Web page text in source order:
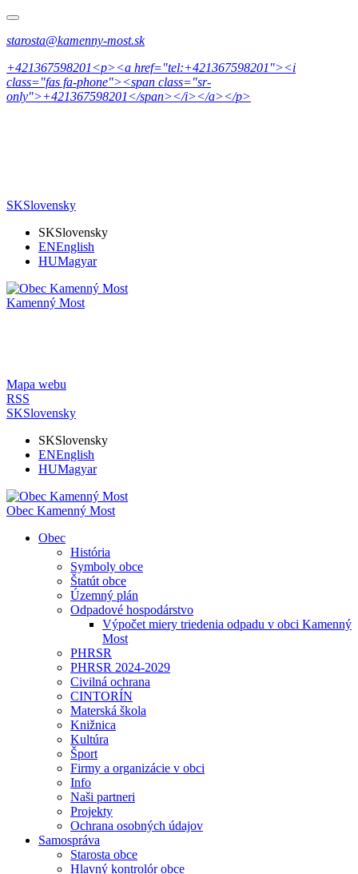
starosta@kamenny-most.sk
+421367598201<p><a href="tel:+421367598201"><i
class="fas fa-phone"><span class="sr-
only">+421367598201</span></i></a></p>
SKSlovensky
SKSlovensky
ENEnglish
HUMagyar
Kamenný Most
Mapa webu
RSS
SKSlovensky
SKSlovensky
ENEnglish
HUMagyar
Obec Kamenný Most
Obec
História
Symboly obce
Štatút obce
Územný plán
Odpadové hospodárstvo
Výpočet miery triedenia odpadu v obci Kamenný
Most
PHRSR
PHRSR 2024-2029
Civilná ochrana
CINTORÍN
Materská škola
Knižnica
Kultúra
Šport
Firmy a organizácie v obci
Info
Naši partneri
Projekty
Ochrana osobných údajov
Samospráva
Starosta obce
Hlavný kontrolór obce